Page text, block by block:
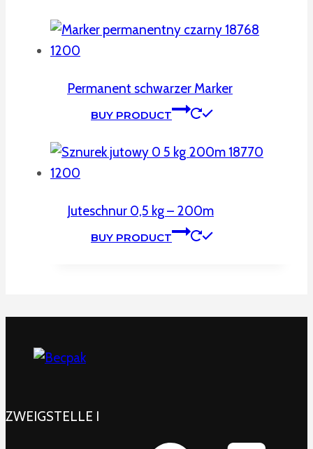
Permanent schwarzer Marker
BUY PRODUCT
Juteschnur 0,5 kg – 200m
BUY PRODUCT
ZWEIGSTELLE I